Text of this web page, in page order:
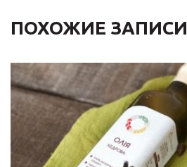
ПОХОЖИЕ ЗАПИСИ